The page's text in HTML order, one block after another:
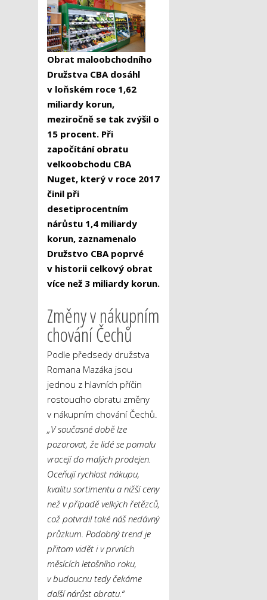
Obrat maloobchodního
Družstva CBA dosáhl
v loňském roce 1,62
miliardy korun,
meziročně se tak zvýšil o
15 procent. Při
započítání obratu
velkoobchodu CBA
Nuget, který v roce 2017
činil při
desetiprocentním
nárůstu 1,4 miliardy
korun, zaznamenalo
Družstvo CBA poprvé
v historii celkový obrat
více než 3 miliardy korun.
Změny v nákupním
chování Čechů
Podle předsedy družstva
Romana Mazáka jsou
jednou z hlavních příčin
rostoucího obratu změny
v nákupním chování Čechů.
„V současné době lze
pozorovat, že lidé se pomalu
vracejí do malých prodejen.
Oceňují rychlost nákupu,
kvalitu sortimentu a nižší ceny
než v případě velkých řetězců,
což potvrdil také náš nedávný
průzkum. Podobný trend je
přitom vidět i v prvních
měsících letošního roku,
v budoucnu tedy čekáme
další nárůst obratu.“